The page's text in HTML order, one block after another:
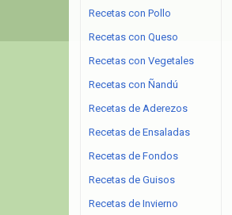
Recetas con Pollo
Recetas con Queso
Recetas con Vegetales
Recetas con Ñandú
Recetas de Aderezos
Recetas de Ensaladas
Recetas de Fondos
Recetas de Guisos
Recetas de Invierno